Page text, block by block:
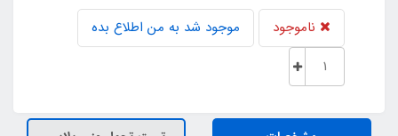
ناموجود موجود شد به من اطلاع بده